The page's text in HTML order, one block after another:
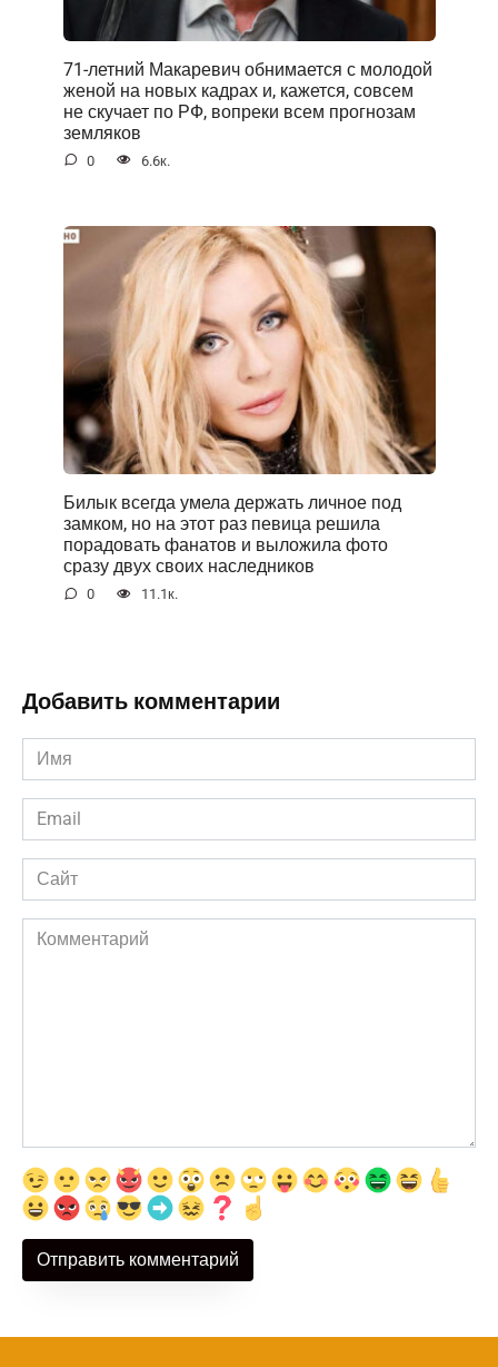
71-летний Макаревич обнимается с молодой
женой на новых кадрах и, кажется, совсем
не скучает по РФ, вопреки всем прогнозам
земляков
0 6.6к.
Билык всегда умела держать личное под
замком, но на этот раз певица решила
порадовать фанатов и выложила фото
сразу двух своих наследников
0 11.1к.
Добавить комментарии
Имя
*
Email
*
Сайт
Комментарий